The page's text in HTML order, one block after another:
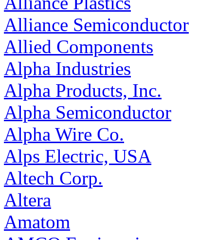
Alliance Semiconductor
Allied Components
Alpha Industries
Alpha Products, Inc.
Alpha Semiconductor
Alpha Wire Co.
Alps Electric, USA
Altech Corp.
Altera
Amatom